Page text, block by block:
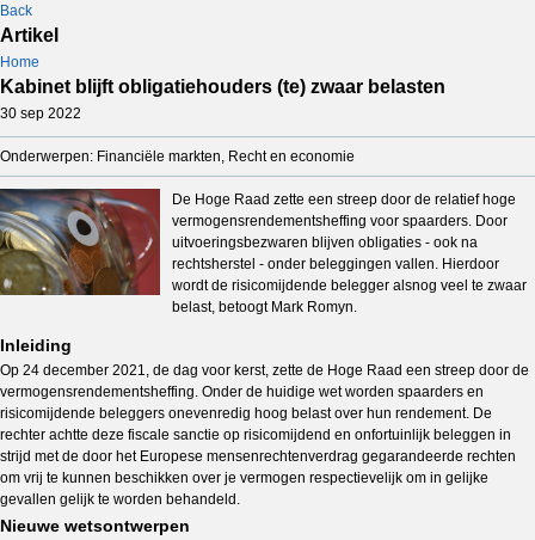
Back
Artikel
Home
Kabinet blijft obligatiehouders (te) zwaar belasten
30 sep 2022
Onderwerpen: Financiële markten, Recht en economie
De Hoge Raad zette een streep door de relatief hoge
vermogensrendementsheffing voor spaarders. Door
uitvoeringsbezwaren blijven obligaties - ook na
rechtsherstel - onder beleggingen vallen. Hierdoor
wordt de risicomijdende belegger alsnog veel te zwaar
belast, betoogt Mark Romyn.
Inleiding
Op 24 december 2021, de dag voor kerst, zette de Hoge Raad een streep door de
vermogensrendementsheffing. Onder de huidige wet worden spaarders en
risicomijdende beleggers onevenredig hoog belast over hun rendement. De
rechter achtte deze fiscale sanctie op risicomijdend en onfortuinlijk beleggen in
strijd met de door het Europese mensenrechtenverdrag gegarandeerde rechten
om vrij te kunnen beschikken over je vermogen respectievelijk om in gelijke
gevallen gelijk te worden behandeld.
Nieuwe wetsontwerpen